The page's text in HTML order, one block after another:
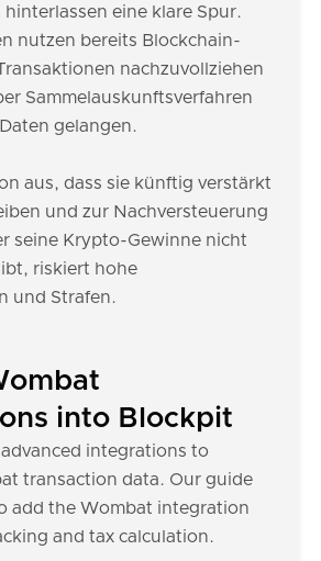
eine klare Spur.
nutzen bereits Blockchain-
nachzuvollziehen
Sammelauskunftsverfahren
gelangen.
aus, dass sie künftig verstärkt
und zur Nachversteuerung
seine Krypto-Gewinne nicht
riskiert hohe
und Strafen.
into Blockpit
integrations to
transaction data. Our guide
add the Wombat integration
and tax calculation.